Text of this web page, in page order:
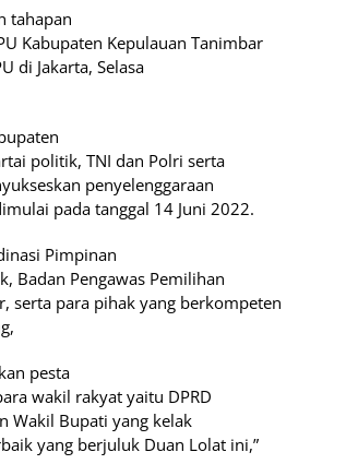
tahapan
Kabupaten Kepulauan Tanimbar
di Jakarta, Selasa
politik, TNI dan Polri serta
penyelenggaraan
pada tanggal 14 Juni 2022.
Pimpinan
Badan Pengawas Pemilihan
serta para pihak yang berkompeten
pesta
wakil rakyat yaitu DPRD
Wakil Bupati yang kelak
yang berjuluk Duan Lolat ini,”